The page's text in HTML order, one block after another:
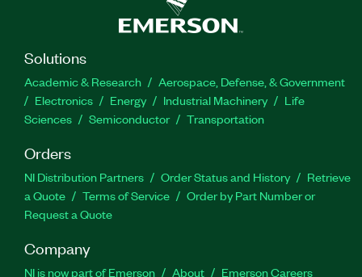
Solutions
Academic & Research
Aerospace, Defense, & Government
Electronics
Energy Industrial Machinery
Life
Sciences
Semiconductor Transportation
Orders
NI Distribution Partners Order Status and History
Retrieve
a Quote
Terms of Service
Order by Part Number or
Request a Quote
Company
NI is now part of Emerson About Emerson Careers